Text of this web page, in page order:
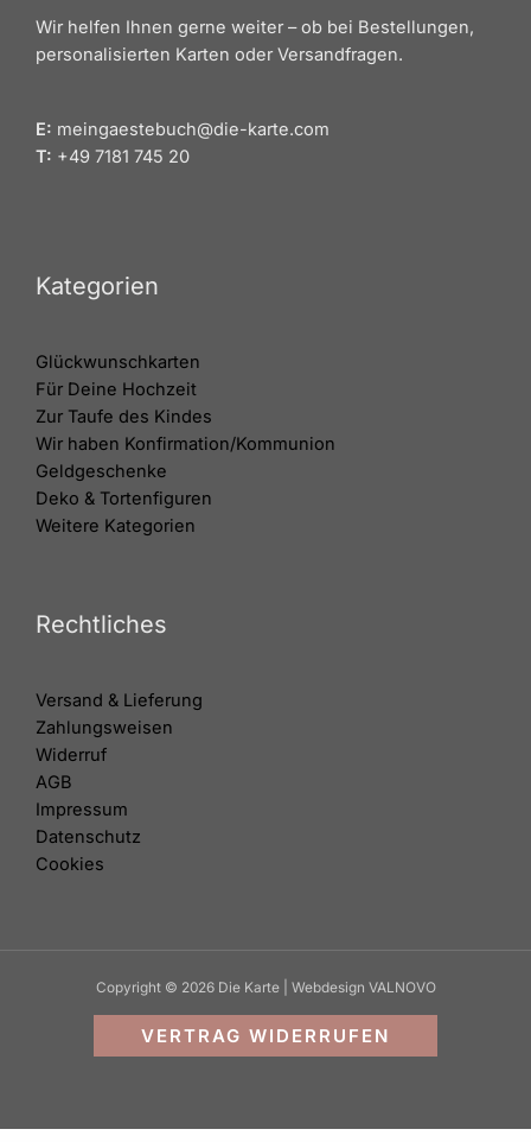
Wir helfen Ihnen gerne weiter – ob bei Bestellungen,
personalisierten Karten oder Versandfragen.
E: meingaestebuch@die-karte.com
T: +49 7181 745 20
Kategorien
Glückwunschkarten
Für Deine Hochzeit
Zur Taufe des Kindes
Wir haben Konfirmation/Kommunion
Geldgeschenke
Deko & Tortenfiguren
Weitere Kategorien
Rechtliches
Versand & Lieferung
Zahlungsweisen
Widerruf
AGB
Impressum
Datenschutz
Cookies
Copyright © 2026 Die Karte | Webdesign VALNOVO
VERTRAG WIDERRUFEN